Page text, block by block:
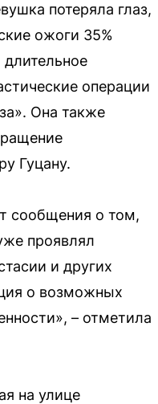
потеряла глаз,
ожоги 35%
операции
Она также
Гуцану.
сообщения о том,
проявлял
и других
о возможных
– отметила
на улице